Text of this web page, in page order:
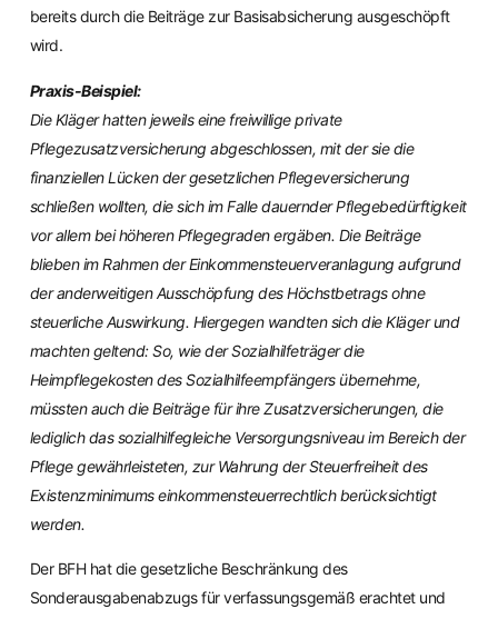
bereits durch die Beiträge zur Basisabsicherung ausgeschöpft
wird.
Praxis-Beispiel:
Die Kläger hatten jeweils eine freiwillige private
Pflegezusatzversicherung abgeschlossen, mit der sie die
finanziellen Lücken der gesetzlichen Pflegeversicherung
schließen wollten, die sich im Falle dauernder Pflegebedürftigkeit
vor allem bei höheren Pflegegraden ergäben. Die Beiträge
blieben im Rahmen der Einkommensteuerveranlagung aufgrund
der anderweitigen Ausschöpfung des Höchstbetrags ohne
steuerliche Auswirkung. Hiergegen wandten sich die Kläger und
machten geltend: So, wie der Sozialhilfeträger die
Heimpflegekosten des Sozialhilfeempfängers übernehme,
müssten auch die Beiträge für ihre Zusatzversicherungen, die
lediglich das sozialhilfegleiche Versorgungsniveau im Bereich der
Pflege gewährleisteten, zur Wahrung der Steuerfreiheit des
Existenzminimums einkommensteuerrechtlich berücksichtigt
werden.
Der BFH hat die gesetzliche Beschränkung des
Sonderausgabenabzugs für verfassungsgemäß erachtet und